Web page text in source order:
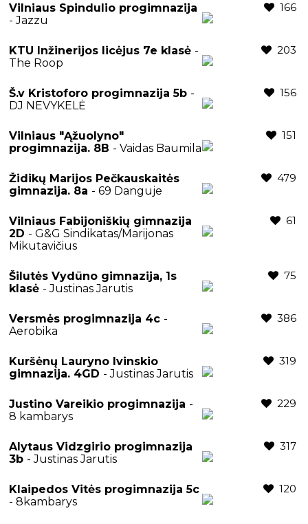
Vilniaus Spindulio progimnazija
- Jazzu
166
KTU Inžinerijos licėjus 7e klasė -
The Roop
203
Š.v Kristoforo progimnazija 5b -
DJ NEVYKELĖ
156
Vilniaus "Ąžuolyno"
progimnazija. 8B - Vaidas Baumila
151
Židikų Marijos Pečkauskaitės
gimnazija. 8a - 69 Danguje
479
Vilniaus Fabijoniškių gimnazija
2D - G&G Sindikatas/Marijonas
Mikutavičius
61
Šilutės Vydūno gimnazija, 1s
klasė - Justinas Jarutis
75
Versmės progimnazija 4c -
Aerobika
386
Kuršėnų Lauryno Ivinskio
gimnazija. 4GD - Justinas Jarutis
319
Justino Vareikio progimnazija -
8 kambarys
229
Alytaus Vidzgirio progimnazija
3b - Justinas Jarutis
317
Klaipedos Vitės progimnazija 5c
- 8kambarys
120